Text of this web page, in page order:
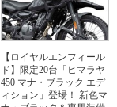
【ロイヤルエンフィール
ド】限定20台「ヒマラヤ
450 マナ・ブラック エデ
ィション」登場！ 新色マ